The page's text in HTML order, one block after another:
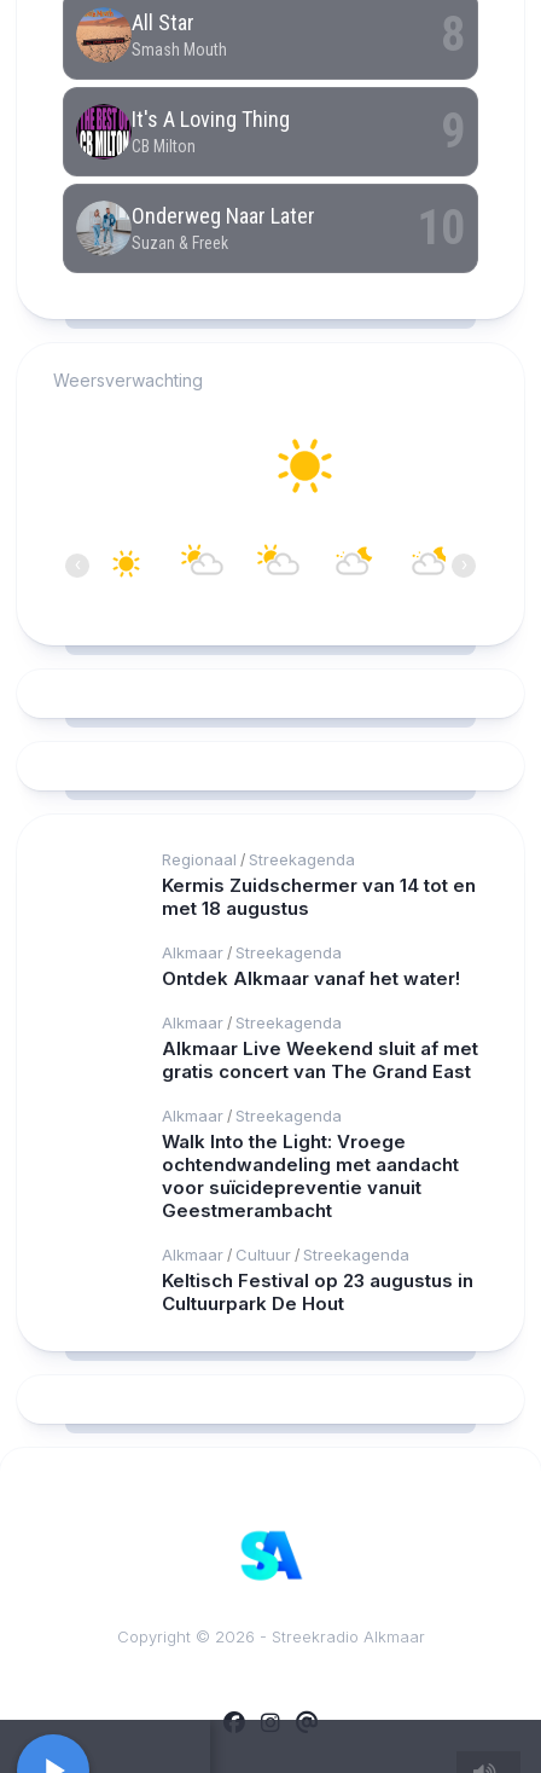
Weersverwachting
‹ ›
Regionaal / Streekagenda
Kermis Zuidschermer van 14 tot en
met 18 augustus
Alkmaar / Streekagenda
Ontdek Alkmaar vanaf het water!
Alkmaar / Streekagenda
Alkmaar Live Weekend sluit af met
gratis concert van The Grand East
Alkmaar / Streekagenda
Walk Into the Light: Vroege
ochtendwandeling met aandacht
voor suïcidepreventie vanuit
Geestmerambacht
Alkmaar / Cultuur / Streekagenda
Keltisch Festival op 23 augustus in
Cultuurpark De Hout
Copyright © 2026 - Streekradio Alkmaar